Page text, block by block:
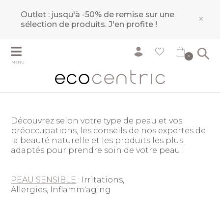
Outlet : jusqu'à -50% de remise sur une
sélection de produits.J'en profite ! ×
MENU
0
Découvrez selon votre type de peau et vos
préoccupations, les conseils de nos expertes de
la beauté naturelle et les produits les plus
adaptés pour prendre soin de votre peau :
PEAU SENSIBLE : Irritations,
Allergies, Inflamm'aging